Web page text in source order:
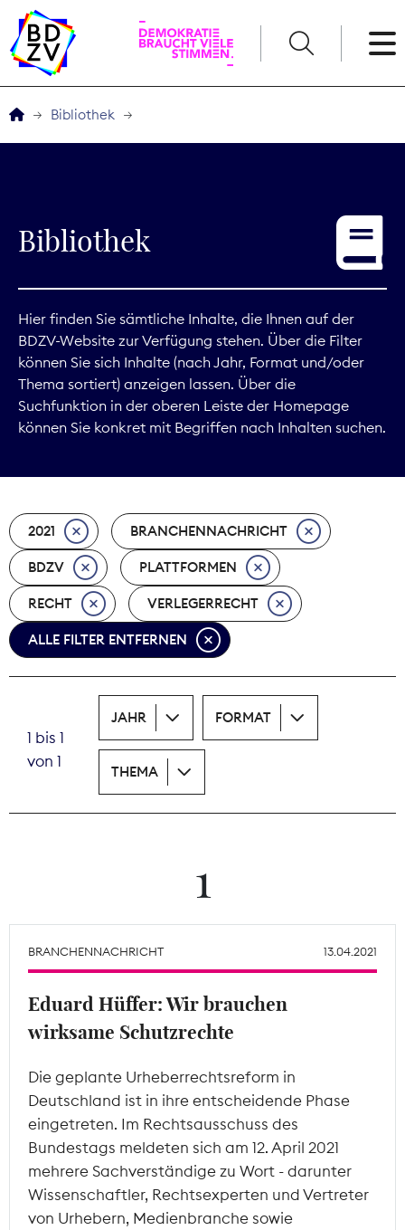
Service
Digitales
Kommunikation
Marktdaten
Nachhaltigkeit
Nachwuchs
Nova Award
Print
Wächterpreis
Mitgliederbereich
Bibliothek
Bibliothek
Hier finden Sie sämtliche Inhalte, die Ihnen auf der
BDZV-Website zur Verfügung stehen. Über die Filter
können Sie sich Inhalte (nach Jahr, Format und/oder
Thema sortiert) anzeigen lassen. Über die
Suchfunktion in der oberen Leiste der Homepage
können Sie konkret mit Begriffen nach Inhalten suchen.
2021 BRANCHENNACHRICHT
BDZV PLATTFORMEN
RECHT VERLEGERRECHT
ALLE FILTER ENTFERNEN
1 bis 1
von 1
JAHR FORMAT
THEMA
1
BRANCHENNACHRICHT 13.04.2021
Eduard Hüffer: Wir brauchen
wirksame Schutzrechte
Die geplante Urheberrechtsreform in
Deutschland ist in ihre entscheidende Phase
eingetreten. Im Rechtsausschuss des
Bundestags meldeten sich am 12. April 2021
mehrere Sachverständige zu Wort - darunter
Wissenschaftler, Rechtsexperten und Vertreter
von Urhebern, Medienbranche sowie